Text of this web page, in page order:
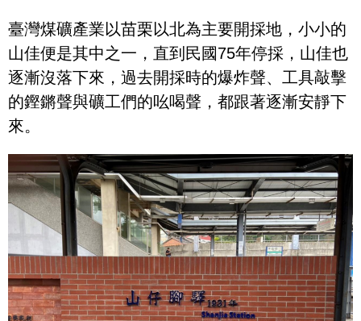
臺灣煤礦產業以苗栗以北為主要開採地，小小的
山佳便是其中之一，直到民國75年停採，山佳也
逐漸沒落下來，過去開採時的爆炸聲、工具敲擊
的鏗鏘聲與礦工們的吆喝聲，都跟著逐漸安靜下
來。